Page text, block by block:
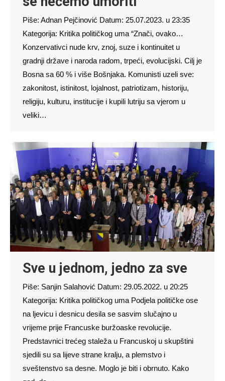
Piše: Adnan Pejčinović Datum: 25.07.2023. u 23:35
Kategorija: Kritika političkog uma “Znači, ovako…
Konzervativci nude krv, znoj, suze i kontinuitet u
gradnji države i naroda radom, trpeći, evolucijski. Cilj je
Bosna sa 60 % i više Bošnjaka. Komunisti uzeli sve:
zakonitost, istinitost, lojalnost, patriotizam, historiju,
religiju, kulturu, institucije i kupili lutriju sa vjerom u
veliki…
Sve u jednom, jedno za sve
Piše: Sanjin Salahović Datum: 29.05.2022. u 20:25
Kategorija: Kritika političkog uma Podjela političke ose
na ljevicu i desnicu desila se sasvim slučajno u
vrijeme prije Francuske buržoaske revolucije.
Predstavnici trećeg staleža u Francuskoj u skupštini
sjedili su sa lijeve strane kralju, a plemstvo i
sveštenstvo sa desne. Moglo je biti i obrnuto. Kako